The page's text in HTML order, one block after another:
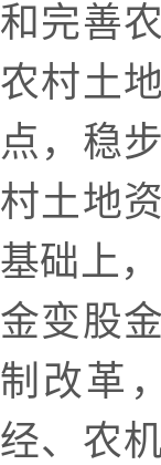
和完善
农村土
点，稳
村土地
基础上
金变股
制改革
经、农